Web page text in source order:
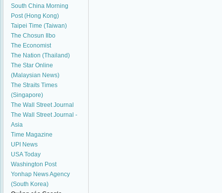
South China Morning
Post (Hong Kong)
Taipei Time (Taiwan)
The Chosun Ilbo
The Economist
The Nation (Thailand)
The Star Online
(Malaysian News)
The Straits Times
(Singapore)
The Wall Street Journal
The Wall Street Journal -
Asia
Time Magazine
UPI News
USA Today
Washington Post
Yonhap News Agency
(South Korea)